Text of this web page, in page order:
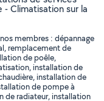
Climatisation sur la
membres : dépannage
remplacement de
de poêle,
installation de
installation de
de pompe à
de radiateur, installation